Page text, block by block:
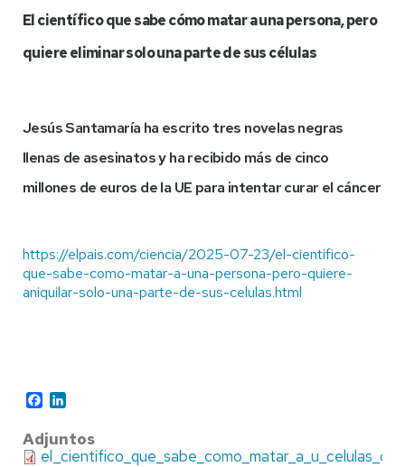
El científico que sabe cómo matar a una persona, pero
quiere eliminar solo una parte de sus células
Jesús Santamaría ha escrito tres novelas negras
llenas de asesinatos y ha recibido más de cinco
millones de euros de la UE para intentar curar el cáncer
https://elpais.com/ciencia/2025-07-23/el-cientifico-
que-sabe-como-matar-a-una-persona-pero-quiere-
aniquilar-solo-una-parte-de-sus-celulas.html
Facebook
Adjuntos